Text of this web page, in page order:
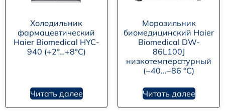
Холодильник
фармацевтический
Haier Biomedical HYC-
940 (+2°…+8°C)
Читать далее
Морозильник
биомедицинский Haier
Biomedical DW-
86L100J
низкотемпературный
(−40…−86 °C)
Читать далее